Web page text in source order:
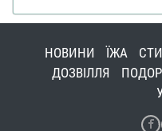
НОВИНИ ЇЖА
ДОЗВІЛЛЯ